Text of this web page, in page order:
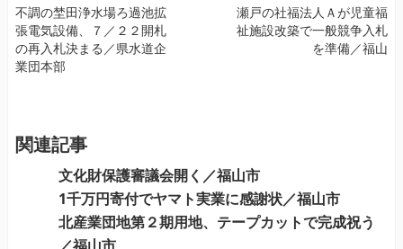
投
稿
ナ
ビ
シ
不調の埜田浄水場ろ過池拡
張電気設備、７／２２開札
の再入札決まる／県水道企
業団本部
瀬戸の社福法人Ａが児童福
祉施設改築で一般競争入札
を準備／福山
関連記事
文化財保護審議会開く／福山市
1千万円寄付でヤマト実業に感謝状／福山市
北産業団地第２期用地、テープカットで完成祝う